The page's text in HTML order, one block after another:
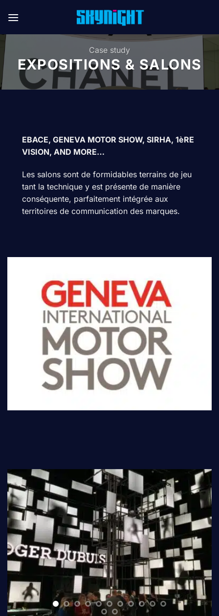
Case study
EXPOSITIONS & SALONS
EBACE, GENEVA MOTOR SHOW, SIRHA, 1èRE
VISION, AND MORE…
Les salons sont de formidables terrains de jeu
tant la technique y est présente de manière
conséquente, parfaitement intégrée aux
territoires de communication des marques.